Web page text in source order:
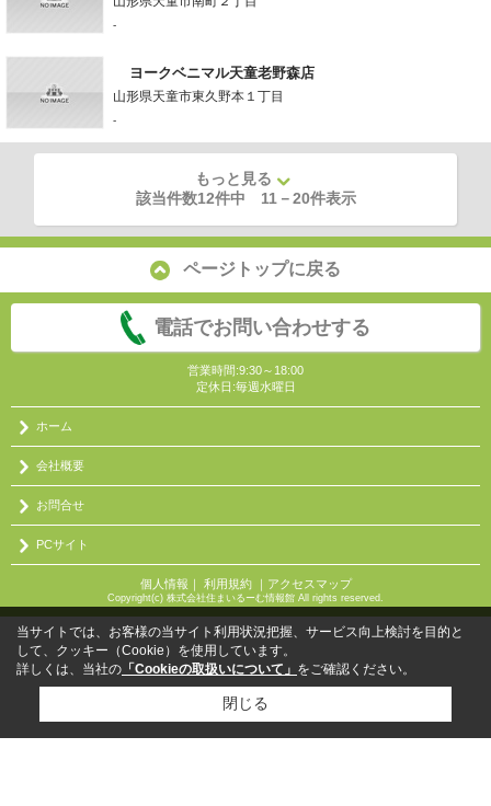
-
ヨークベニマル天童老野森店
山形県天童市東久野本１丁目
-
もっと見る
該当件数12件中 11－20件表示
ページトップに戻る
電話でお問い合わせする
営業時間:9:30～18:00
定休日:毎週水曜日
ホーム
会社概要
お問合せ
PCサイト
個人情報 利用規約｜ アクセスマップ
Copyright(c) 株式会社住まいるーむ情報館 All rights reserved.
当サイトでは、お客様の当サイト利用状況把握、サービス向上検討を目的と
して、クッキー（Cookie）を使用しています。
詳しくは、当社の 「Cookieの取扱いについて」 をご確認ください。
閉じる